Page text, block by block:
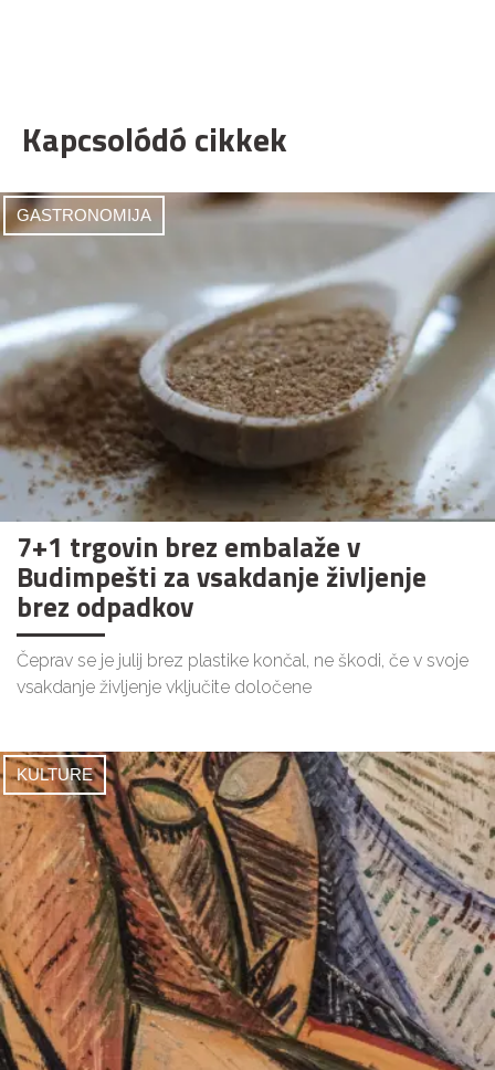
Kapcsolódó cikkek
GASTRONOMIJA
7+1 trgovin brez embalaže v
Budimpešti za vsakdanje življenje
brez odpadkov
Čeprav se je julij brez plastike končal, ne škodi, če v svoje
vsakdanje življenje vključite določene
KULTURE